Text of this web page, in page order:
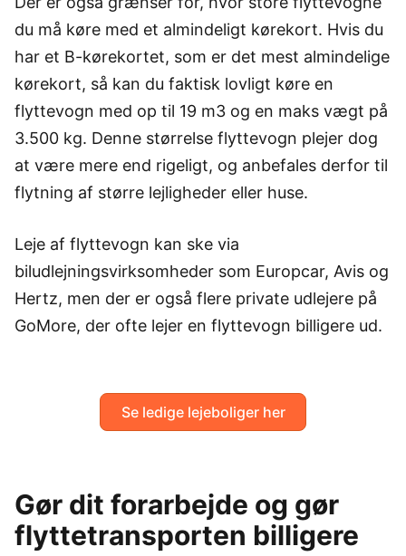
du må køre med et almindeligt kørekort. Hvis du
har et B-kørekortet, som er det mest almindelige
kørekort, så kan du faktisk lovligt køre en
flyttevogn med op til 19 m3 og en maks vægt på
3.500 kg. Denne størrelse flyttevogn plejer dog
at være mere end rigeligt, og anbefales derfor til
flytning af større lejligheder eller huse.
Leje af flyttevogn kan ske via
biludlejningsvirksomheder som Europcar, Avis og
Hertz, men der er også flere private udlejere på
GoMore, der ofte lejer en flyttevogn billigere ud.
Se ledige lejeboliger her
Gør dit forarbejde og gør
flyttetransporten billigere